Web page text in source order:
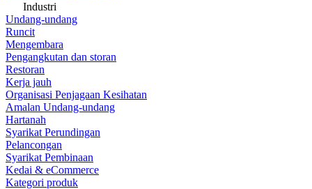
Industri
Undang-undang
Runcit
Mengembara
Pengangkutan dan storan
Restoran
Kerja jauh
Organisasi Penjagaan Kesihatan
Amalan Undang-undang
Hartanah
Syarikat Perundingan
Pelancongan
Syarikat Pembinaan
Kedai & eCommerce
Kategori produk